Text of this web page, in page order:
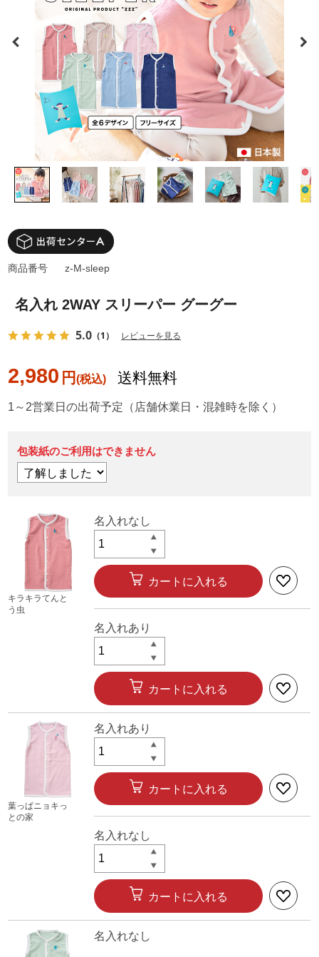
名入れ 2WAY スリーパー グーグー
5.0 （1） レビューを見る
2,980 円 送料無料
商品番号 z-M-sleep
1～2営業日の出荷予定（店舗休業日・混雑時を除く）
包装紙のご利用はできません
キラキラてんと
う虫
名入れなし
カートに入れる
名入れあり
カートに入れる
葉っぱニョキっ
との家
名入れあり
カートに入れる
名入れなし
カートに入れる
名入れなし